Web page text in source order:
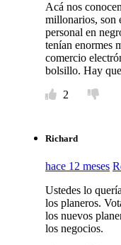
Acá nos
millonarios, son
personal en
tenían enormes
comercio
bolsillo. Hay
2
Richard
hace 12 meses
Ustedes lo
los planeros.
los nuevos
los negocios.